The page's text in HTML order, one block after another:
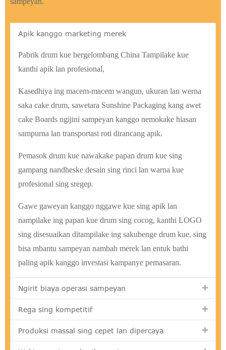
Apik kanggo marketing merek
Pabrik drum kue bergelombang China Tampilake kue
kanthi apik lan profesional,
Kasedhiya ing macem-macem wangun, ukuran lan werna
saka cake drum, sawetara Sunshine Packaging kang awet
cake Boards ngijini sampeyan kanggo nemokake hiasan
sampurna lan transportasi roti dirancang apik.
Pemasok drum kue nawakake papan drum kue sing
gampang nandheske desain sing rinci lan warna kue
profesional sing sregep.
Gawe gaweyan kanggo nggawe kue sing apik lan
nampilake ing papan kue drum sing cocog, kanthi LOGO
sing disesuaikan ditampilake ing sakubenge drum kue, sing
bisa mbantu sampeyan nambah merek lan entuk bathi
paling apik kanggo investasi kampanye pemasaran.
Ngirit biaya operasi sampeyan
Rega sing kompetitif
Produksi massal sing cepet lan dipercaya